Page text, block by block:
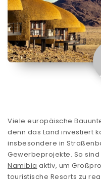
Viele europäische
denn das Land investiert
insbesondere in
Gewerbeprojekte. So
Namibia aktiv, um
touristische Resorts zu